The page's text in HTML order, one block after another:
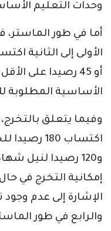
وحدات التعليم
أما في طور
أو 45 رصيدا على
الأساسية المطلوبة
وفيما يتعلق
اكتساب
و120 رصيدا لنيل
إمكانية التخرج في
الإشارة إلى عدم
والرابع في طور